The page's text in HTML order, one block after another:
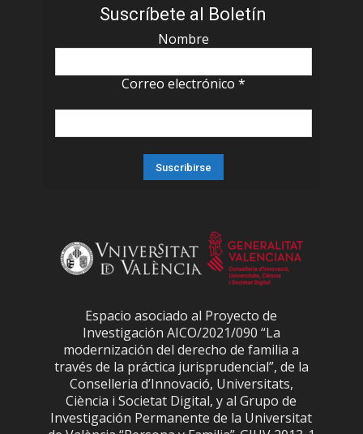
Suscríbete al Boletín
Nombre
Correo electrónico *
Espacio asociado al Proyecto de
Investigación AICO/2021/090 “La
modernización del derecho de familia a
través de la práctica jurisprudencial”, de la
Conselleria d’Innovació, Universitats,
Ciència i Societat Digital, y al Grupo de
Investigación Permanente de la Universitat